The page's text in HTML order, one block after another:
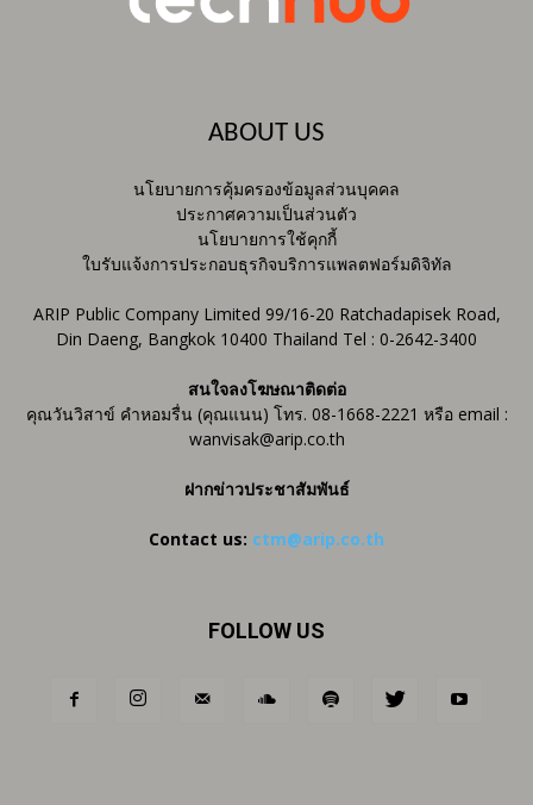
ABOUT US
นโยบายการคุ้มครองข้อมูลส่วนบุคคล
ประกาศความเป็นส่วนตัว
นโยบายการใช้คุกกี้
ใบรับแจ้งการประกอบธุรกิจบริการแพลตฟอร์มดิจิทัล
ARIP Public Company Limited 99/16-20 Ratchadapisek Road,
Din Daeng, Bangkok 10400 Thailand Tel : 0-2642-3400
สนใจลงโฆษณาติดต่อ
คุณวันวิสาข์ คำหอมรื่น (คุณแนน) โทร. 08-1668-2221 หรือ email :
wanvisak@arip.co.th
ฝากข่าวประชาสัมพันธ์
Contact us: ctm@arip.co.th
FOLLOW US